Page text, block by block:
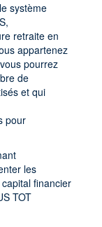
système
retraite en
appartenez
pourrez
de
et qui
pour
les
financier
TOT